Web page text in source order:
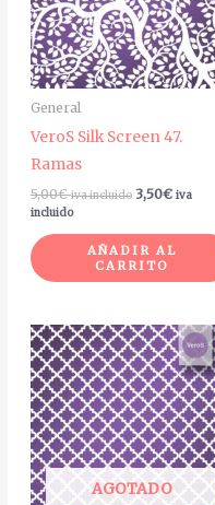
General
VeroS Silk Screen 47.
Ramas
5,00€ iva incluido 3,50€ iva
incluido
AÑADIR AL
CARRITO
AGOTADO